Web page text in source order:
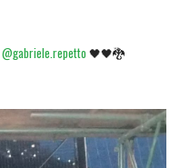
@gabriele.repetto 🖤🖤🐉